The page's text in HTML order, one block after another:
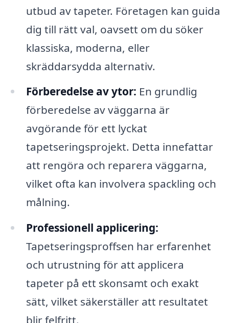
utbud av tapeter. Företagen kan guida
dig till rätt val, oavsett om du söker
klassiska, moderna, eller
skräddarsydda alternativ.
Förberedelse av ytor: En grundlig
förberedelse av väggarna är
avgörande för ett lyckat
tapetseringsprojekt. Detta innefattar
att rengöra och reparera väggarna,
vilket ofta kan involvera spackling och
målning.
Professionell applicering:
Tapetseringsproffsen har erfarenhet
och utrustning för att applicera
tapeter på ett skonsamt och exakt
sätt, vilket säkerställer att resultatet
blir felfritt.